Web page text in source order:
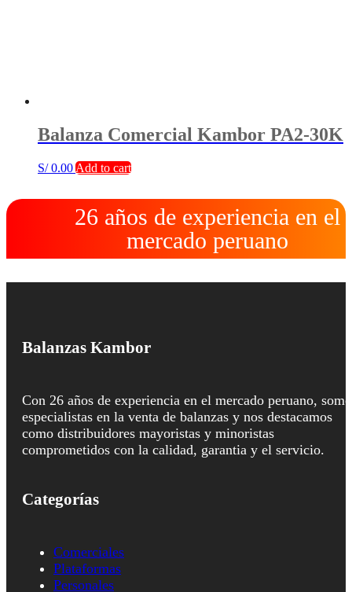
Balanza Comercial Kambor PA2-30K
S/0.00Add to cart
26 años de experiencia en el
mercado peruano
Balanzas Kambor
Con 26 años de experiencia en el mercado peruano,
especialistas en la venta de balanzas y nos destacamos
como distribuidores mayoristas y minoristas
comprometidos con la calidad, garantia y el servicio.
Categorías
Comerciales
Plataformas
Personales